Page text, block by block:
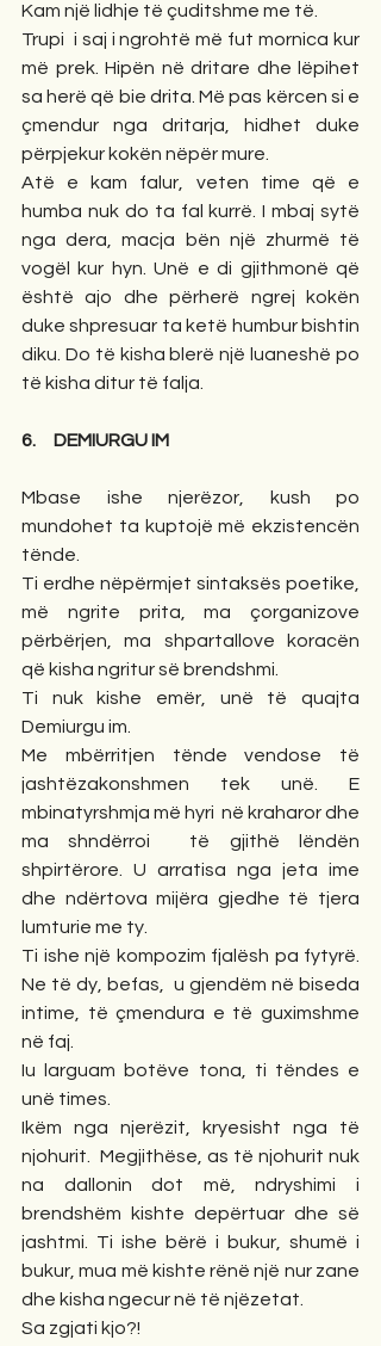
Kam një lidhje të çuditshme me të.
Trupi  i saj i ngrohtë më fut mornica kur
më prek. Hipën në dritare dhe lëpihet
sa herë që bie drita. Më pas kërcen si e
çmendur nga dritarja, hidhet duke
përpjekur kokën nëpër mure.
Atë e kam falur, veten time që e
humba nuk do ta fal kurrë. I mbaj sytë
nga dera, macja bën një zhurmë të
vogël kur hyn. Unë e di gjithmonë që
është ajo dhe përherë ngrej kokën
duke shpresuar ta ketë humbur bishtin
diku. Do të kisha blerë një luaneshë po
të kisha ditur të falja.
6.     DEMIURGU IM
Mbase ishe njerëzor, kush po
mundohet ta kuptojë më ekzistencën
tënde.
Ti erdhe nëpërmjet sintaksës poetike,
më ngrite prita, ma çorganizove
përbërjen, ma shpartallove koracën
që kisha ngritur së brendshmi.
Ti nuk kishe emër, unë të quajta
Demiurgu im.
Me mbërritjen tënde vendose të
jashtëzakonshmen tek unë. E
mbinatyrshmja më hyri  në kraharor dhe
ma shndërroi  të gjithë lëndën
shpirtërore. U arratisa nga jeta ime
dhe ndërtova mijëra gjedhe të tjera
lumturie me ty.
Ti ishe një kompozim fjalësh pa fytyrë.
Ne të dy, befas,  u gjendëm në biseda
intime, të çmendura e të guximshme
në faj.
Iu larguam botëve tona, ti tëndes e
unë times.
Ikëm nga njerëzit, kryesisht nga të
njohurit.  Megjithëse, as të njohurit nuk
na dallonin dot më, ndryshimi i
brendshëm kishte depërtuar dhe së
jashtmi. Ti ishe bërë i bukur, shumë i
bukur, mua më kishte rënë një nur zane
dhe kisha ngecur në të njëzetat.
Sa zgjati kjo?!